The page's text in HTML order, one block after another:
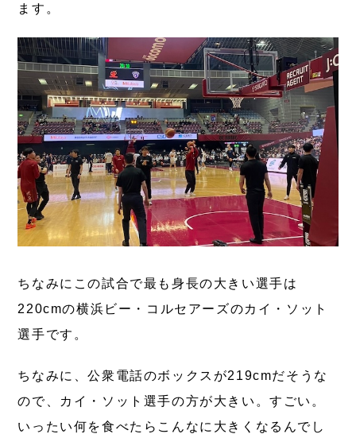
ます。
ちなみにこの試合で最も身長の大きい選手は
220cmの横浜ビー・コルセアーズのカイ・ソット
選手です。
ちなみに、公衆電話のボックスが219cmだそうな
ので、カイ・ソット選手の方が大きい。すごい。
いったい何を食べたらこんなに大きくなるんでし